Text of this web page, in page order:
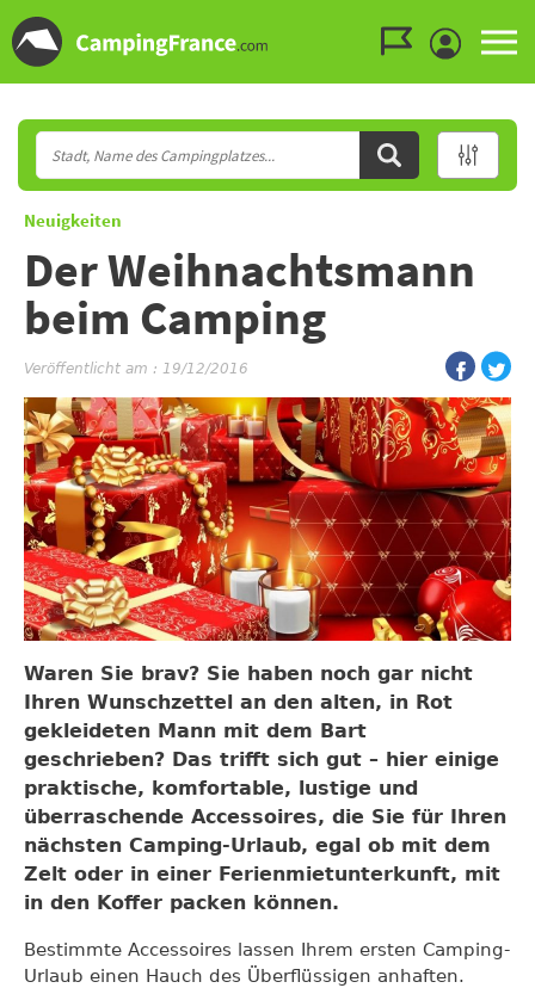
Neuigkeiten
Der Weihnachtsmann
beim Camping
Veröffentlicht am : 19/12/2016
Waren Sie brav? Sie haben noch gar nicht
Ihren Wunschzettel an den alten, in Rot
gekleideten Mann mit dem Bart
geschrieben? Das trifft sich gut – hier einige
praktische, komfortable, lustige und
überraschende Accessoires, die Sie für Ihren
nächsten Camping-Urlaub, egal ob mit dem
Zelt oder in einer Ferienmietunterkunft, mit
in den Koffer packen können.
Bestimmte Accessoires lassen Ihrem ersten Camping-
Urlaub einen Hauch des Überflüssigen anhaften.